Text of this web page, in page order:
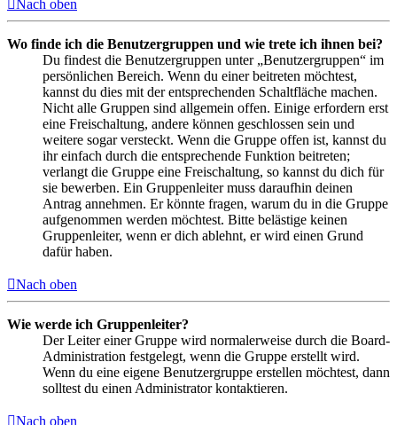
Nach oben
Wo finde ich die Benutzergruppen und wie trete ich ihnen bei?
Du findest die Benutzergruppen unter „Benutzergruppen“ im
persönlichen Bereich. Wenn du einer beitreten möchtest,
kannst du dies mit der entsprechenden Schaltfläche machen.
Nicht alle Gruppen sind allgemein offen. Einige erfordern erst
eine Freischaltung, andere können geschlossen sein und
weitere sogar versteckt. Wenn die Gruppe offen ist, kannst du
ihr einfach durch die entsprechende Funktion beitreten;
verlangt die Gruppe eine Freischaltung, so kannst du dich für
sie bewerben. Ein Gruppenleiter muss daraufhin deinen
Antrag annehmen. Er könnte fragen, warum du in die Gruppe
aufgenommen werden möchtest. Bitte belästige keinen
Gruppenleiter, wenn er dich ablehnt, er wird einen Grund
dafür haben.
Nach oben
Wie werde ich Gruppenleiter?
Der Leiter einer Gruppe wird normalerweise durch die Board-
Administration festgelegt, wenn die Gruppe erstellt wird.
Wenn du eine eigene Benutzergruppe erstellen möchtest, dann
solltest du einen Administrator kontaktieren.
Nach oben